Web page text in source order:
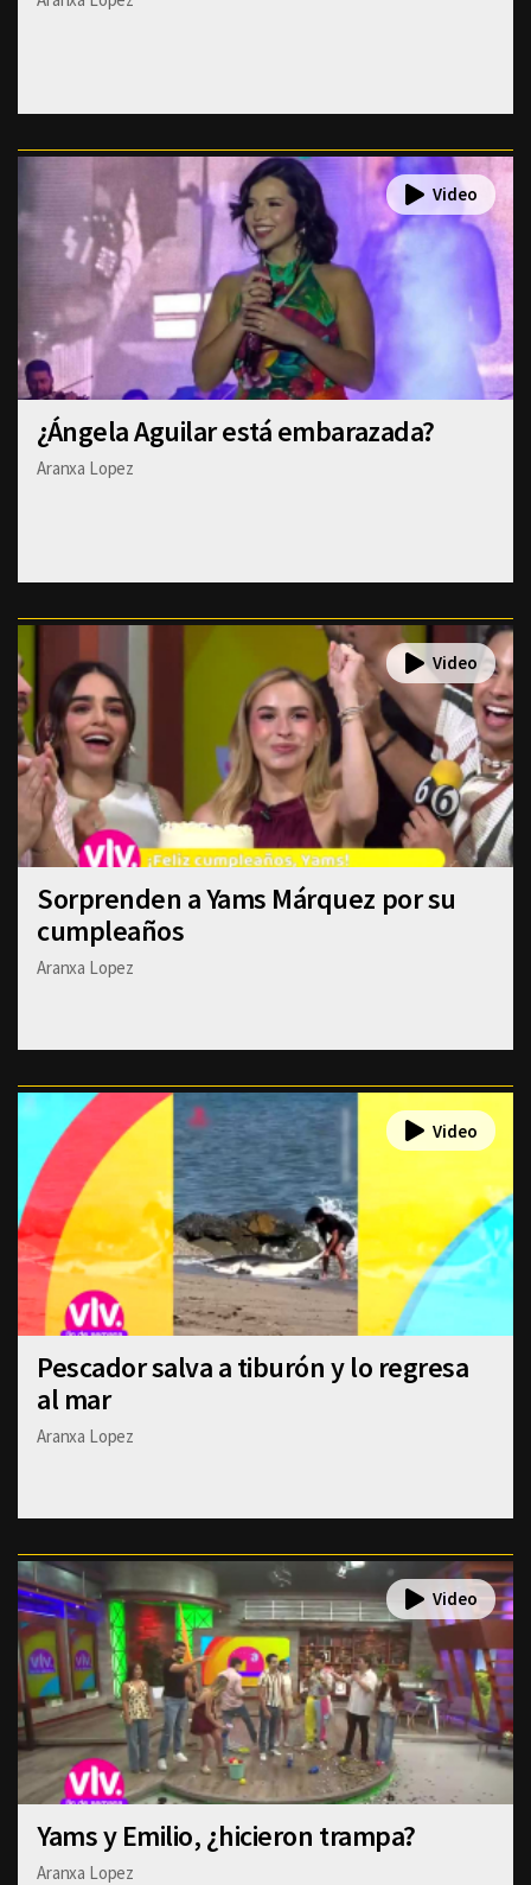
¿Ángela Aguilar está embarazada?
Aranxa Lopez
Sorprenden a Yams Márquez por su
cumpleaños
Aranxa Lopez
Pescador salva a tiburón y lo regresa
al mar
Aranxa Lopez
Yams y Emilio, ¿hicieron trampa?
Aranxa Lopez